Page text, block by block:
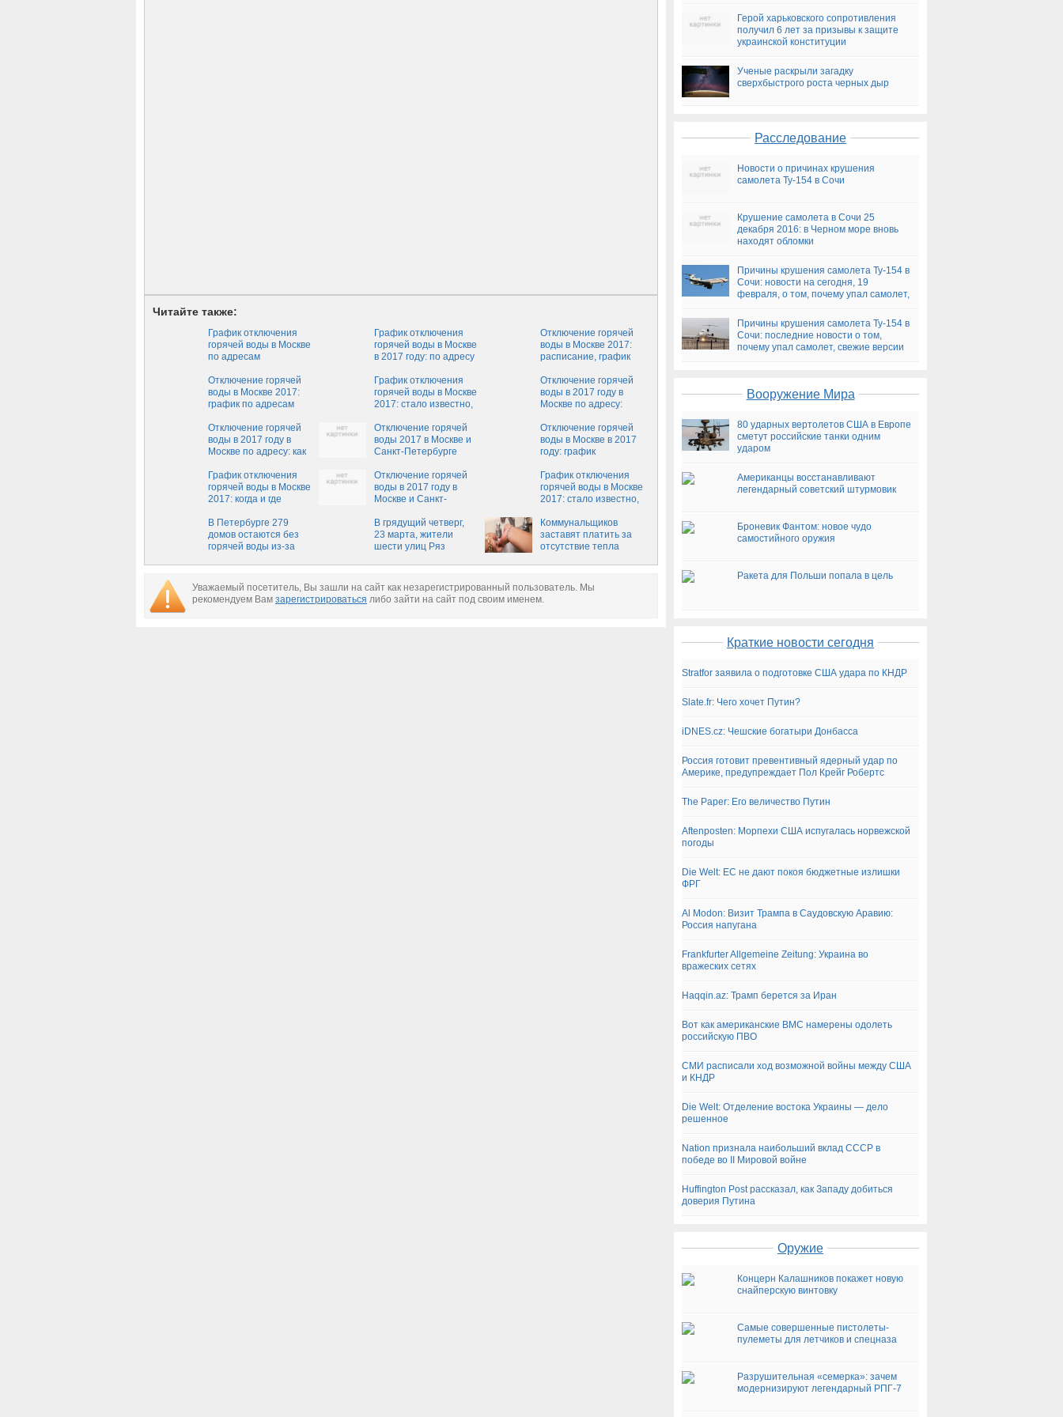
Читайте также:
График отключения
горячей воды в Москве
по адресам
интернете на сайте
МОЭК
График отключения
горячей воды в Москве
в 2017 году: по адресу
Отключение горячей
воды в Москве 2017:
расписание, график
Отключение горячей
воды в Москве 2017:
график по адресам
График отключения
горячей воды в Москве
2017: стало известно,
узнать
Отключение горячей
воды в 2017 году в
Москве по адресу:
Отключение горячей
воды в 2017 году в
Москве по адресу: как
Отключение горячей
воды 2017 в Москве и
Санкт-Петербурге
график
Отключение горячей
воды в Москве в 2017
году: график
интернете
График отключения
горячей воды в Москве
2017: когда и где
Отключение горячей
воды в 2017 году в
Москве и Санкт-
отключения по
адресам
График отключения
горячей воды в Москве
2017: стало известно,
В Петербурге 279
домов остаются без
горячей воды из-за
В грядущий четверг,
23 марта, жители
шести улиц Ряз
Коммунальщиков
заставят платить за
отсутствие тепла
Уважаемый посетитель, Вы зашли на сайт как незарегистрированный пользователь. Мы
рекомендуем Вам зарегистрироваться либо зайти на сайт под своим именем.
Герой харьковского сопротивления
получил 6 лет за призывы к защите
украинской конституции
Ученые раскрыли загадку
сверхбыстрого роста черных дыр
Расследование
Новости о причинах крушения
самолета Ту-154 в Сочи
Крушение самолета в Сочи 25
декабря 2016: в Черном море вновь
находят обломки
Причины крушения самолета Ту-154 в
Сочи: новости на сегодня, 19
февраля, о том, почему упал самолет,
Причины крушения самолета Ту-154 в
Сочи: последние новости о том,
почему упал самолет, свежие версии
Вооружение Мира
80 ударных вертолетов США в Европе
сметут российские танки одним
ударом
Американцы восстанавливают
легендарный советский штурмовик
Броневик Фантом: новое чудо
самостийного оружия
Ракета для Польши попала в цель
Краткие новости сегодня
Stratfor заявила о подготовке США удара по КНДР
Slate.fr: Чего хочет Путин?
iDNES.cz: Чешские богатыри Донбасса
Россия готовит превентивный ядерный удар по
Америке, предупреждает Пол Крейг Робертс
The Paper: Его величество Путин
Aftenposten: Морпехи США испугалась норвежской
погоды
Die Welt: ЕС не дают покоя бюджетные излишки
ФРГ
Al Modon: Визит Трампа в Саудовскую Аравию:
Россия напугана
Frankfurter Allgemeine Zeitung: Украина во
вражеских сетях
Haqqin.az: Трамп берется за Иран
Вот как американские ВМС намерены одолеть
российскую ПВО
СМИ расписали ход возможной войны между США
и КНДР
Die Welt: Отделение востока Украины — дело
решенное
Nation признала наибольший вклад СССР в
победе во II Мировой войне
Huffington Post рассказал, как Западу добиться
доверия Путина
Оружие
Концерн Калашников покажет новую
снайперскую винтовку
Самые совершенные пистолеты-
пулеметы для летчиков и спецназа
Разрушительная «семерка»: зачем
модернизируют легендарный РПГ-7